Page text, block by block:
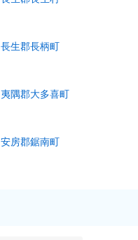
長生郡長柄町
夷隅郡大多喜町
安房郡鋸南町